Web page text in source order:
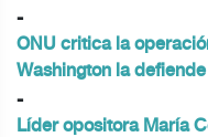
-
ONU critica la
Washington la
-
Líder opositora María